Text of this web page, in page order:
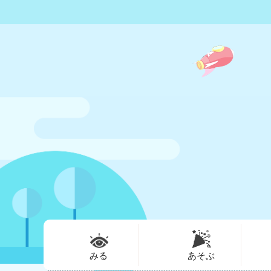
みる あそぶ